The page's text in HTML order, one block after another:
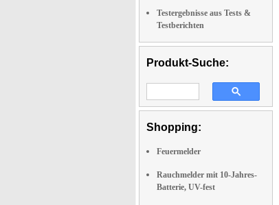
Testergebnisse aus Tests &
Testberichten
Produkt-Suche:
Shopping:
Feuermelder
Rauchmelder mit 10-Jahres-
Batterie, UV-fest